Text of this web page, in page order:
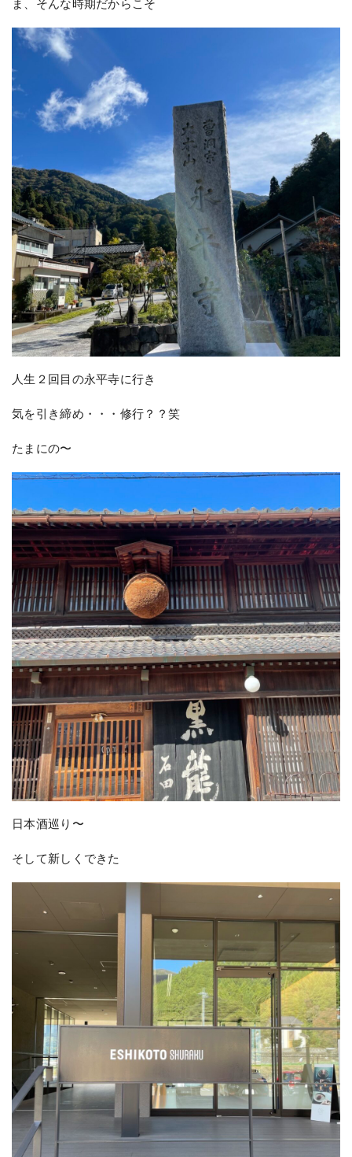
ま、そんな時期だからこそ
人生２回目の永平寺に行き
気を引き締め・・・修行？？笑
たまにの〜
日本酒巡り〜
そして新しくできた